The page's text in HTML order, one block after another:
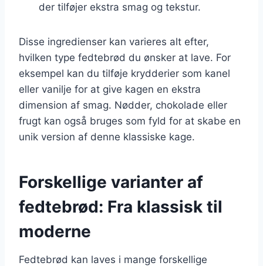
der tilføjer ekstra smag og tekstur.
Disse ingredienser kan varieres alt efter,
hvilken type fedtebrød du ønsker at lave. For
eksempel kan du tilføje krydderier som kanel
eller vanilje for at give kagen en ekstra
dimension af smag. Nødder, chokolade eller
frugt kan også bruges som fyld for at skabe en
unik version af denne klassiske kage.
Forskellige varianter af
fedtebrød: Fra klassisk til
moderne
Fedtebrød kan laves i mange forskellige